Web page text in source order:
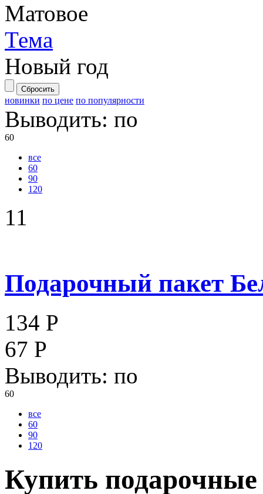
Матовое
Тема
Новый год
Сбросить
новинки по цене по популярности
Выводить: по
60
все
60
90
120
11
Подарочный пакет
134 Р
67 Р
Выводить: по
60
все
60
90
120
Купить